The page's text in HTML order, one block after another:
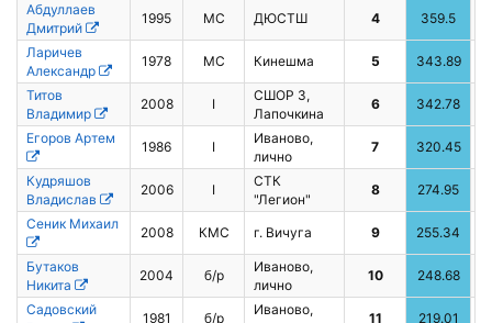
Абдуллаев
Дмитрий
1995 МС ДЮСТШ 4 359.5
Ларичев
Александр
1978 МС Кинешма 5 343.89
Титов
Владимир
2008 I
СШОР 3,
Лапочкина
6 342.78
Егоров Артем
1986 I
Иваново,
лично
7 320.45
Кудряшов
Владислав
2006 I
СТК
"Легион"
8 274.95
Сеник Михаил
2008 КМС г. Вичуга 9 255.34
Бутаков
Никита
2004 б/р
Иваново,
лично
10 248.68
Садовский
1981 б/р
Иваново,
11 219.01